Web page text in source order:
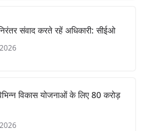
m n
संवाद करते रहें अधिकारी: सीईओ
विकास योजनाओं के लिए 80 करोड़